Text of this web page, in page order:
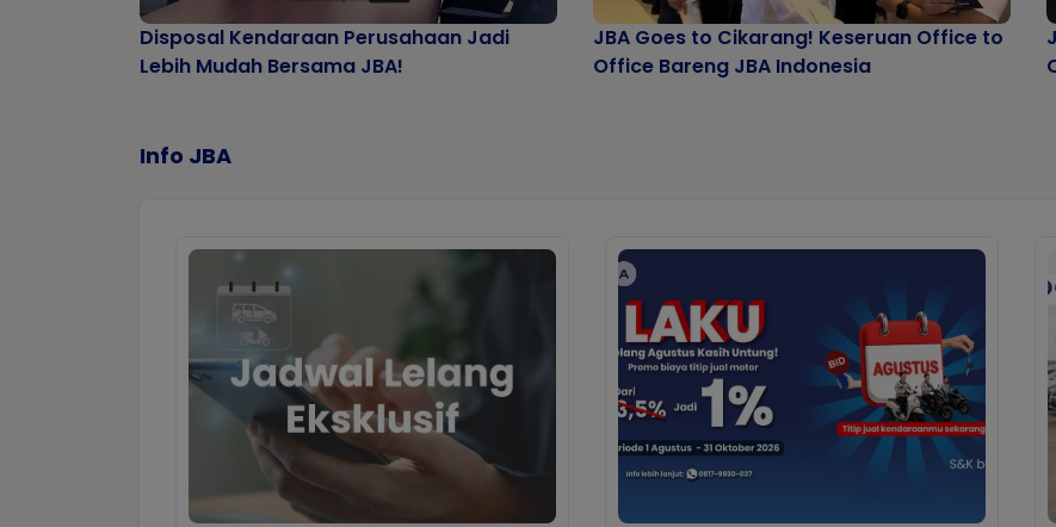
Disposal Kendaraan Perusahaan Jadi
Lebih Mudah Bersama JBA!
JBA Goes to Cikarang! Keseruan Office to
Office Bareng JBA Indonesia
Info JBA